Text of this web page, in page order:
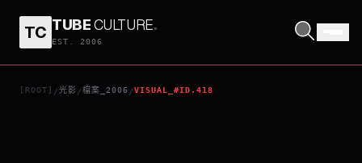
TC TUBECULTURE.
EST. 2006
[ROOT] /光影 /檔案_2006 /VISUAL_#ID.418
浮花